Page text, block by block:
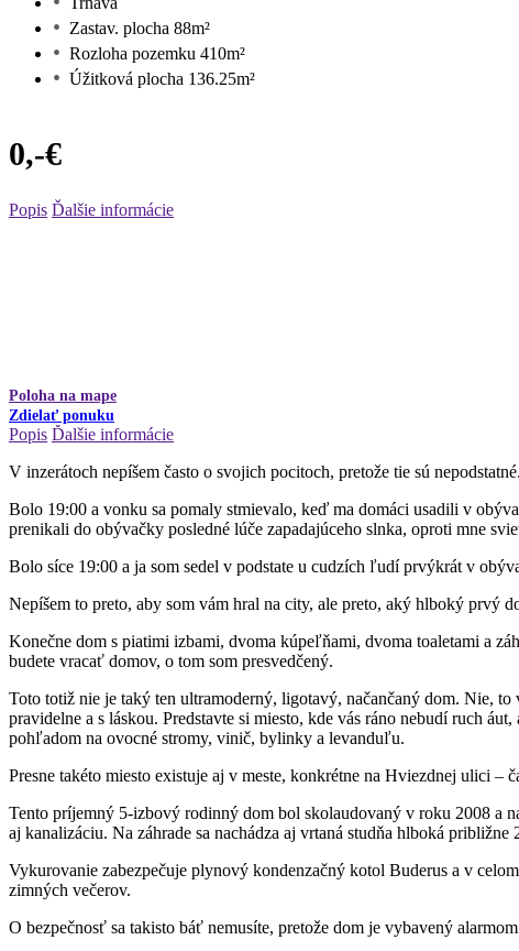
Zastav. plocha 88m²
Rozloha pozemku 410m²
Úžitková plocha 136.25m²
0,-€
Popis Ďalšie informácie
Poloha na mape
Zdielať ponuku
Popis Ďalšie informácie
V inzerátoch nepíšem často o svojich pocitoch, pretože tie sú
Bolo 19:00 a vonku sa pomaly stmievalo, keď ma domáci usadili v
prenikali do obývačky posledné lúče zapadajúceho slnka, oproti mne
Bolo síce 19:00 a ja som sedel v podstate u cudzích ľudí prvýkrát v
Nepíšem to preto, aby som vám hral na city, ale preto, aký hlboký prvý
Konečne dom s piatimi izbami, dvoma kúpeľňami, dvoma toaletami a
budete vracať domov, o tom som presvedčený.
Toto totiž nie je taký ten ultramoderný, ligotavý, načančaný dom. Nie,
pravidelne a s láskou. Predstavte si miesto, kde vás ráno nebudí ruch
pohľadom na ovocné stromy, vinič, bylinky a levanduľu.
Presne takéto miesto existuje aj v meste, konkrétne na Hviezdnej ulici –
Tento príjemný 5-izbový rodinný dom bol skolaudovaný v roku 2008 a
aj kanalizáciu. Na záhrade sa nachádza aj vrtaná studňa hlboká približne
Vykurovanie zabezpečuje plynový kondenzačný kotol Buderus a v
zimných večerov.
O bezpečnosť sa takisto báť nemusíte, pretože dom je vybavený